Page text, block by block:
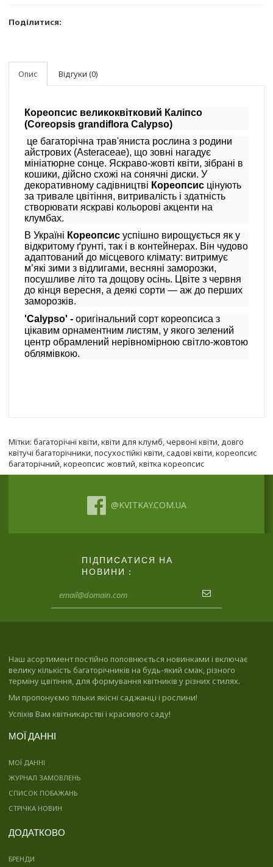
Поділитися:
Опис Відгуки (0)
Кореопсис великоквітковий Каліпсо
(Coreopsis grandiflora Calypso)
це багаторічна трав'яниста рослина з родини
айстрових (Asteraceae), що зовні нагадує
мініатюрне сонце. Яскраво-жовті квіти, зібрані в
кошики, дійсно схожі на сонячні диски. У
декоративному садівництві Кореопсис цінують
за тривале цвітіння, витривалість і здатність
створювати яскраві кольорові акценти на
клумбах.
В Україні Кореопсис успішно вирощується як у
відкритому ґрунті, так і в контейнерах. Він чудово
адаптований до місцевого клімату: витримує
м’які зими з відлигами, весняні заморозки,
посушливе літо та дощову осінь. Цвіте з червня
до кінця вересня, а деякі сорти — аж до перших
заморозків.
'Сalypso' - оригінальний сорт кореопсиса з
цікавим орнаментним листям, у якого зелений
центр обрамлений нерівномірною світло-жовтою
облямівкою.
Мітки: багаторічні квіти,квіти для клумб,червоні квіти,довго
квітучі багаторічники,посухостійкі квіти,садові квіти,кореопсис
багаторічний,кореопсис жовтий,квітка кореопсис
@KVITKAY.COM.UA
ПІДПИСАТИСЯ НА
НОВИНИ :
Наш асортимент постійно поповнюється новинками і включає
велику кількість багаторічників на будь-який смак, різного
терміну цвітіння, для формування квітників у різних стилях.
Ми пропонуємо тільки якісні саджанці і рослини!
Успіхів Вам квітникарстві і красивого саду!
МОЇ ДАННІ
МОЇ ДАННІ
ЖУРНАЛ ЗАМОВЛЕНЬ
СПИСОК ПОБАЖАНЬ
СТРІЧКА НОВИН
ДОДАТКОВО
БРЕНДИ